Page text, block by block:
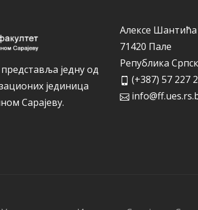
једну од
јединица
Сарајеву.
Алексе Шантића
71420 Пале
Република
(+387) 57 227